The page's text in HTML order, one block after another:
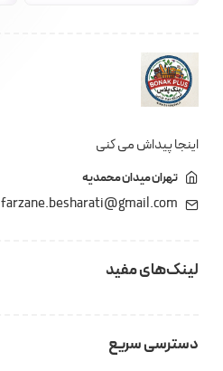
اینجا پیداش می کنی
تهران میدان محمدیه
farzane.besharati@gmail.com
لینک‌های مفید
دسترسی سریع